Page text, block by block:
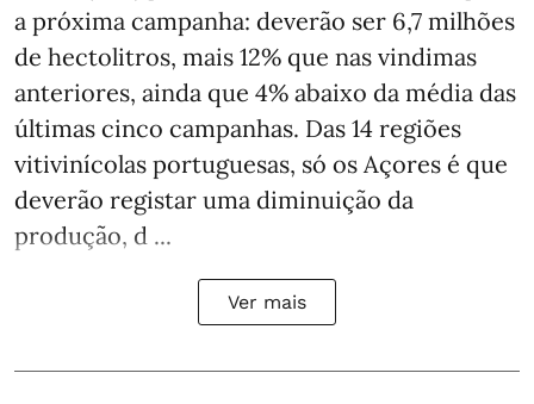
a próxima campanha: deverão ser 6,7 milhões
de hectolitros, mais 12% que nas vindimas
anteriores, ainda que 4% abaixo da média das
últimas cinco campanhas. Das 14 regiões
vitivinícolas portuguesas, só os Açores é que
deverão registar uma diminuição da
produção, d ...
Ver mais